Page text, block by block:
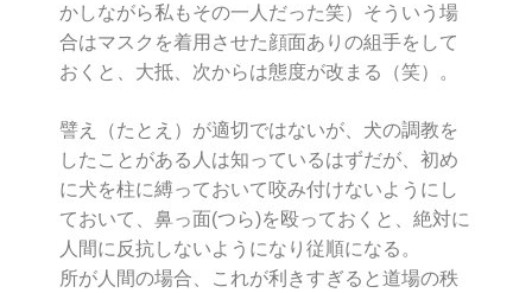
かしながら私もその一人だった笑）そういう場
合はマスクを着用させた顔面ありの組手をして
おくと、大抵、次からは態度が改まる（笑）。
譬え（たとえ）が適切ではないが、犬の調教を
したことがある人は知っているはずだが、初め
に犬を柱に縛っておいて咬み付けないようにし
ておいて、鼻っ面(つら)を殴っておくと、絶対に
人間に反抗しないようになり従順になる。
所が人間の場合、これが利きすぎると道場の秩